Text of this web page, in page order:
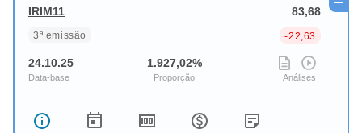
IRIM11
3ª emissão
83,68
-22,63
24.10.25 1.927,02%